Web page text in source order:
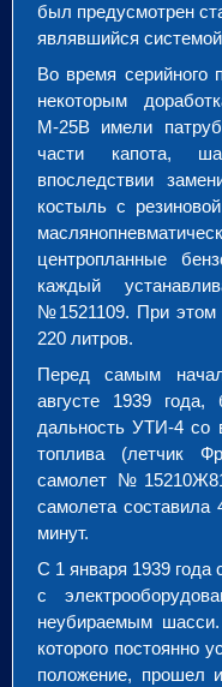
был предусмотрен
являвшийся
Во время серийного
некоторым
М-25В имели
части капота,
впоследствии
костыль с
центропланные
каждый
№1521109. При этом
220 литров.
Перед самым
августе 1939
дальность УТИ-4 со
топлива (летчик
самолет
самолета
минут.
С 1 января 1939
с
неубираемым
которого постоянно
положение, прошел